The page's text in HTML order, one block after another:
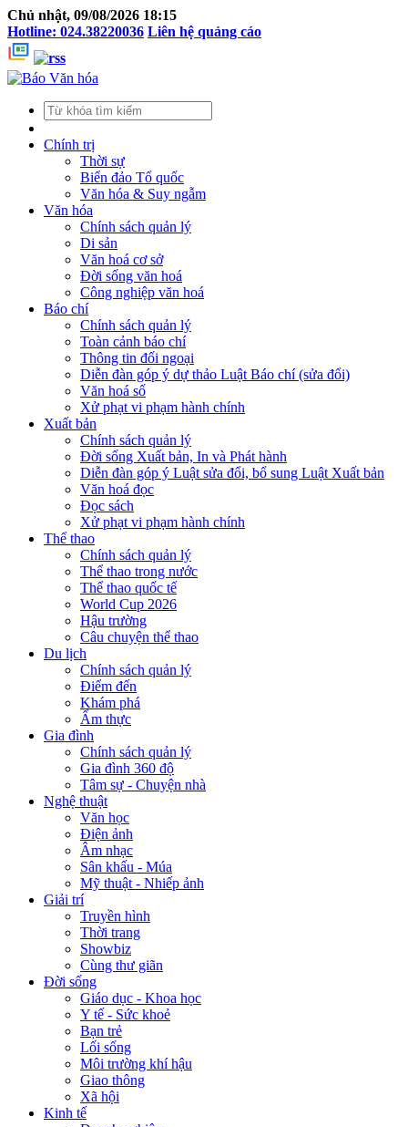
Chủ nhật, 09/08/2026 18:15
Hotline: 024.38220036 Liên hệ quảng cáo
Chính trị
Thời sự
Biển đảo Tổ quốc
Văn hóa & Suy ngẫm
Văn hóa
Chính sách quản lý
Di sản
Văn hoá cơ sở
Đời sống văn hoá
Công nghiệp văn hoá
Báo chí
Chính sách quản lý
Toàn cảnh báo chí
Thông tin đối ngoại
Diễn đàn góp ý dự thảo Luật Báo chí (sửa đổi)
Văn hoá số
Xử phạt vi phạm hành chính
Xuất bản
Chính sách quản lý
Đời sống Xuất bản, In và Phát hành
Diễn đàn góp ý Luật sửa đổi, bổ sung Luật Xuất bản
Văn hoá đọc
Đọc sách
Xử phạt vi phạm hành chính
Thể thao
Chính sách quản lý
Thể thao trong nước
Thể thao quốc tế
World Cup 2026
Hậu trường
Câu chuyện thể thao
Du lịch
Chính sách quản lý
Điểm đến
Khám phá
Ẩm thực
Gia đình
Chính sách quản lý
Gia đình 360 độ
Tâm sự - Chuyện nhà
Nghệ thuật
Văn học
Điện ảnh
Âm nhạc
Sân khấu - Múa
Mỹ thuật - Nhiếp ảnh
Giải trí
Truyền hình
Thời trang
Showbiz
Cùng thư giãn
Đời sống
Giáo dục - Khoa học
Y tế - Sức khoẻ
Bạn trẻ
Lối sống
Môi trường khí hậu
Giao thông
Xã hội
Kinh tế